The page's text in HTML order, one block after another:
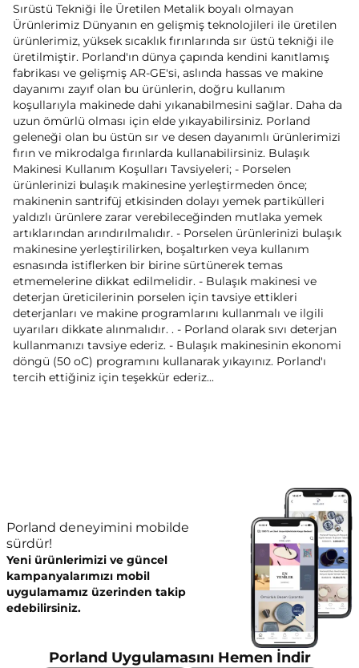
Sırüstü Tekniği İle Üretilen Metalik boyalı olmayan
Ürünlerimiz Dünyanın en gelişmiş teknolojileri ile üretilen
ürünlerimiz, yüksek sıcaklık fırınlarında sır üstü tekniği ile
üretilmiştir. Porland'ın dünya çapında kendini kanıtlamış
fabrikası ve gelişmiş AR-GE'si, aslında hassas ve makine
dayanımı zayıf olan bu ürünlerin, doğru kullanım
koşullarıyla makinede dahi yıkanabilmesini sağlar. Daha da
uzun ömürlü olması için elde yıkayabilirsiniz. Porland
geleneği olan bu üstün sır ve desen dayanımlı ürünlerimizi
fırın ve mikrodalga fırınlarda kullanabilirsiniz. Bulaşık
Makinesi Kullanım Koşulları Tavsiyeleri; - Porselen
ürünlerinizi bulaşık makinesine yerleştirmeden önce;
makinenin santrifüj etkisinden dolayı yemek partikülleri
yaldızlı ürünlere zarar verebileceğinden mutlaka yemek
artıklarından arındırılmalıdır. - Porselen ürünlerinizi bulaşık
makinesine yerleştirilirken, boşaltırken veya kullanım
esnasında istiflerken bir birine sürtünerek temas
etmemelerine dikkat edilmelidir. - Bulaşık makinesi ve
deterjan üreticilerinin porselen için tavsiye ettikleri
deterjanları ve makine programlarını kullanmalı ve ilgili
uyarıları dikkate alınmalıdır. . - Porland olarak sıvı deterjan
kullanmanızı tavsiye ederiz. - Bulaşık makinesinin ekonomi
döngü (50 oC) programını kullanarak yıkayınız. Porland'ı
tercih ettiğiniz için teşekkür ederiz...
Porland deneyimini mobilde
sürdür!
Yeni ürünlerimizi ve güncel
kampanyalarımızı mobil
uygulamamız üzerinden takip
edebilirsiniz.
Porland Uygulamasını Hemen İndir